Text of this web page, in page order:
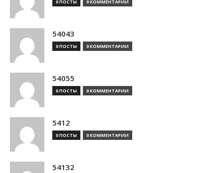
0 ПОСТЫ 0 КОММЕНТАРИИ
54043
0 ПОСТЫ 0 КОММЕНТАРИИ
54055
0 ПОСТЫ 0 КОММЕНТАРИИ
5412
0 ПОСТЫ 0 КОММЕНТАРИИ
54132